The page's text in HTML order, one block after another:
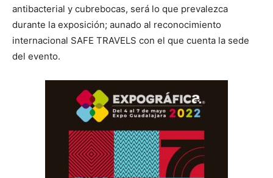
antibacterial y cubrebocas, será lo que prevalezca
durante la exposición; aunado al reconocimiento
internacional SAFE TRAVELS con el que cuenta la sede
del evento.